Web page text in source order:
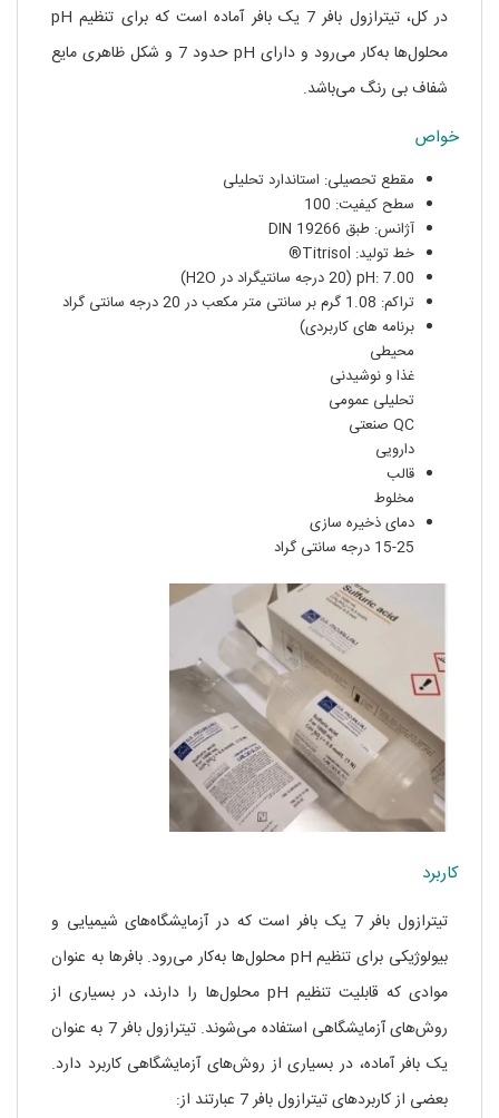
در کل، تیترازول بافر 7 یک بافر آماده است که برای تنظیم pH
محلول‌ها به‌کار می‌رود و دارای pH حدود 7 و شکل ظاهری مایع
شفاف بی رنگ می‌باشد.
خواص
مقطع تحصیلی: استاندارد تحلیلی
سطح کیفیت: 100
آژانس: طبق DIN 19266
خط تولید: Titrisol®
pH: 7.00 (20 درجه سانتیگراد در H2O)
تراکم: 1.08 گرم بر سانتی متر مکعب در 20 درجه سانتی گراد
برنامه های کاربردی)
محیطی
غذا و نوشیدنی
تحلیلی عمومی
QC صنعتی
دارویی
قالب
مخلوط
دمای ذخیره سازی
15-25 درجه سانتی گراد
کاربرد
تیترازول بافر 7 یک بافر است که در آزمایشگاه‌های شیمیایی و
بیولوژیکی برای تنظیم pH محلول‌ها به‌کار می‌رود. بافرها به عنوان
موادی که قابلیت تنظیم pH محلول‌ها را دارند، در بسیاری از
روش‌های آزمایشگاهی استفاده می‌شوند. تیترازول بافر 7 به عنوان
یک بافر آماده، در بسیاری از روش‌های آزمایشگاهی کاربرد دارد.
بعضی از کاربردهای تیترازول بافر 7 عبارتند از: